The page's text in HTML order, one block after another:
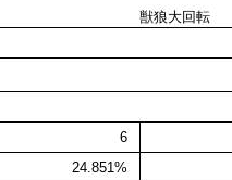
獣狼大回転
6
24.851%